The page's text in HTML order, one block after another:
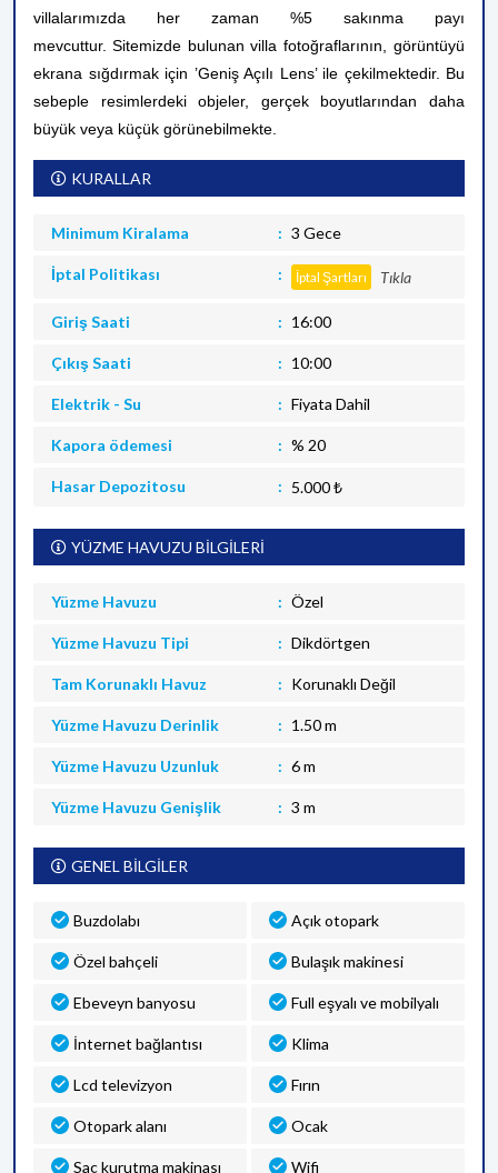
villalarımızda her zaman %5 sakınma payı
mevcuttur. Sitemizde bulunan villa fotoğraflarının, görüntüyü
ekrana sığdırmak için ’Geniş Açılı Lens’ ile çekilmektedir. Bu
sebeple resimlerdeki objeler, gerçek boyutlarından daha
büyük veya küçük görünebilmekte.
KURALLAR
Minimum Kiralama 3 Gece
İptal Politikası İptal Şartları Tıkla
Giriş Saati 16:00
Çıkış Saati 10:00
Elektrik - Su Fiyata Dahil
Kapora ödemesi % 20
Hasar Depozitosu 5.000 ₺
YÜZME HAVUZU BİLGİLERİ
Yüzme Havuzu Özel
Yüzme Havuzu Tipi Dikdörtgen
Tam Korunaklı Havuz Korunaklı Değil
Yüzme Havuzu Derinlik 1.50 m
Yüzme Havuzu Uzunluk 6 m
Yüzme Havuzu Genişlik 3 m
GENEL BİLGİLER
Buzdolabı Açık otopark
Özel bahçeli Bulaşık makinesi
Ebeveyn banyosu Full eşyalı ve mobilyalı
İnternet bağlantısı Klima
Lcd televizyon Fırın
Otopark alanı Ocak
Saç kurutma makinası Wifi